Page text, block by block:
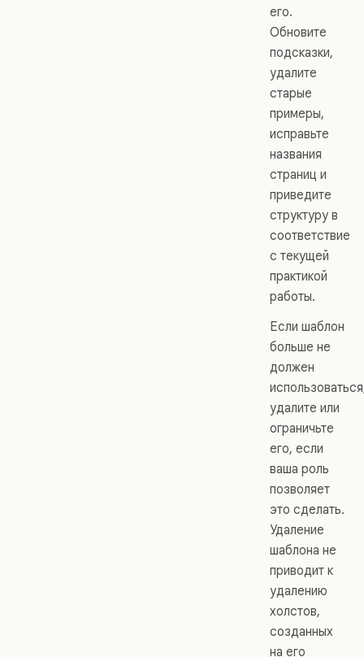
его.
Обновите
подсказки,
удалите
старые
примеры,
исправьте
названия
страниц и
приведите
структуру в
соответствие
с текущей
практикой
работы.
Если шаблон
больше не
должен
удалите или
ограничьте
его, если
ваша роль
позволяет
это сделать.
Удаление
шаблона не
приводит к
удалению
холстов,
созданных
на его